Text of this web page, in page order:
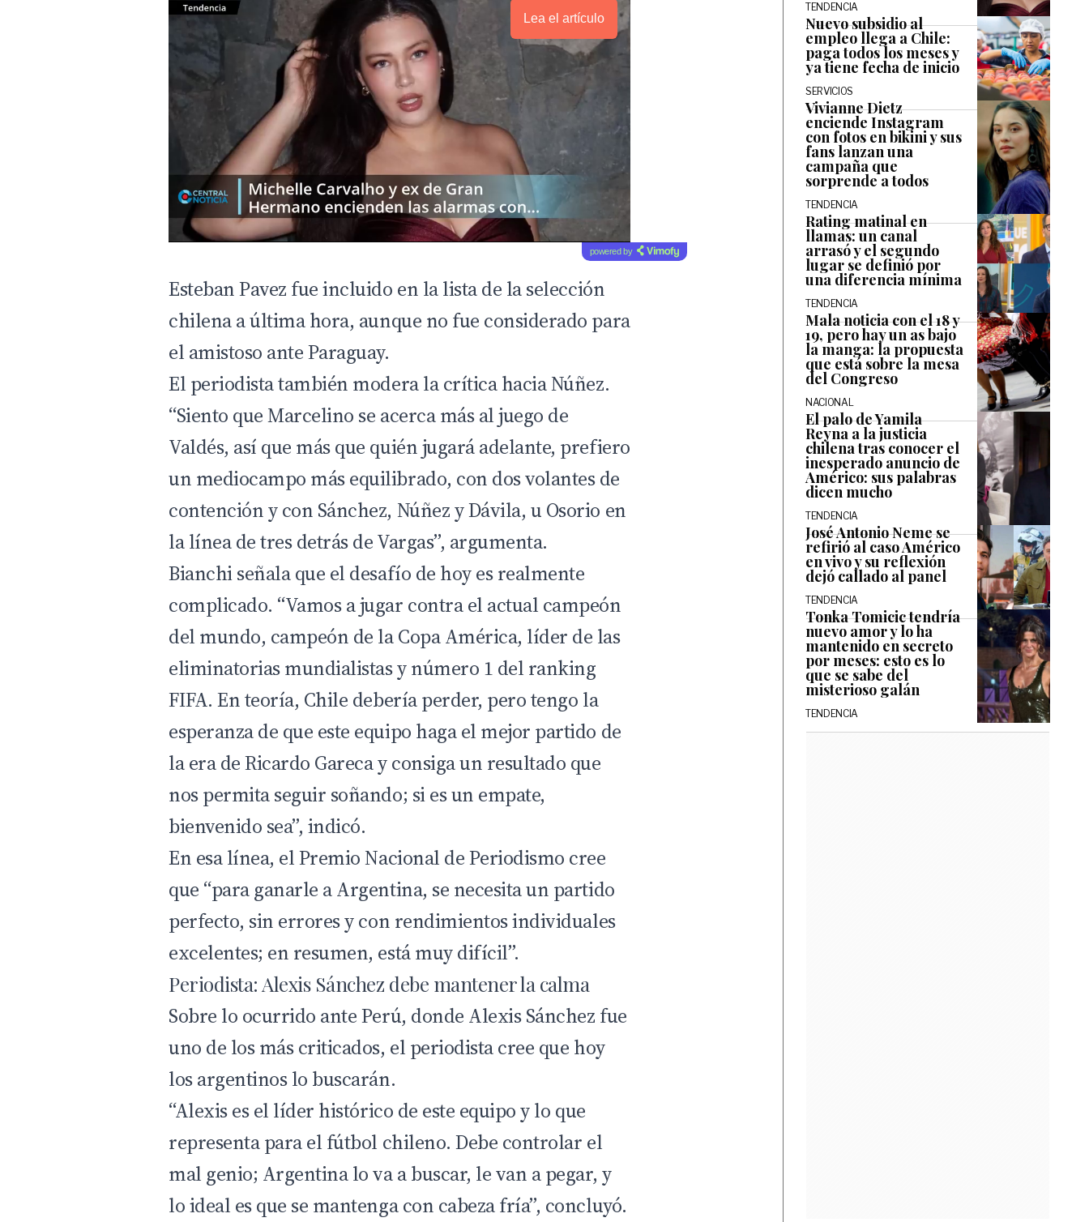
Lea el artículo
powered by
Esteban Pavez fue incluido en la lista de la selección
chilena a última hora, aunque no fue considerado para
el amistoso ante Paraguay.
El periodista también modera la crítica hacia Núñez.
“Siento que Marcelino se acerca más al juego de
Valdés, así que más que quién jugará adelante, prefiero
un mediocampo más equilibrado, con dos volantes de
contención y con Sánchez, Núñez y Dávila, u Osorio en
la línea de tres detrás de Vargas”, argumenta.
Bianchi señala que el desafío de hoy es realmente
complicado. “Vamos a jugar contra el actual campeón
del mundo, campeón de la Copa América, líder de las
eliminatorias mundialistas y número 1 del ranking
FIFA. En teoría, Chile debería perder, pero tengo la
esperanza de que este equipo haga el mejor partido de
la era de Ricardo Gareca y consiga un resultado que
nos permita seguir soñando; si es un empate,
bienvenido sea”, indicó.
En esa línea, el Premio Nacional de Periodismo cree
que “para ganarle a Argentina, se necesita un partido
perfecto, sin errores y con rendimientos individuales
excelentes; en resumen, está muy difícil”.
Periodista: Alexis Sánchez debe mantener la calma
Sobre lo ocurrido ante Perú, donde Alexis Sánchez fue
uno de los más criticados, el periodista cree que hoy
los argentinos lo buscarán.
“Alexis es el líder histórico de este equipo y lo que
representa para el fútbol chileno. Debe controlar el
mal genio; Argentina lo va a buscar, le van a pegar, y
lo ideal es que se mantenga con cabeza fría”, concluyó.
TENDENCIA
Nuevo subsidio al
empleo llega a Chile:
paga todos los meses y
ya tiene fecha de inicio
SERVICIOS
Vivianne Dietz
enciende Instagram
con fotos en bikini y sus
fans lanzan una
campaña que
sorprende a todos
TENDENCIA
Rating matinal en
llamas: un canal
arrasó y el segundo
lugar se definió por
una diferencia mínima
TENDENCIA
Mala noticia con el 18 y
19, pero hay un as bajo
la manga: la propuesta
que está sobre la mesa
del Congreso
NACIONAL
El palo de Yamila
Reyna a la justicia
chilena tras conocer el
inesperado anuncio de
Américo: sus palabras
dicen mucho
TENDENCIA
José Antonio Neme se
refirió al caso Américo
en vivo y su reflexión
dejó callado al panel
TENDENCIA
Tonka Tomicic tendría
nuevo amor y lo ha
mantenido en secreto
por meses: esto es lo
que se sabe del
misterioso galán
TENDENCIA